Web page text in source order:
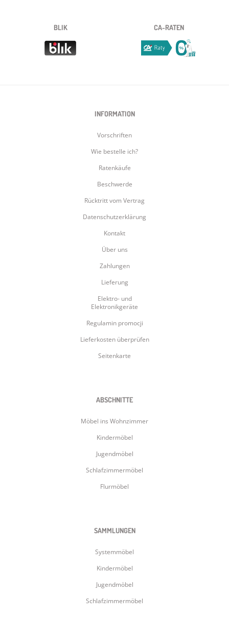
BLIK CA-RATEN
INFORMATION
Vorschriften
Wie bestelle ich?
Ratenkäufe
Beschwerde
Rücktritt vom Vertrag
Datenschutzerklärung
Kontakt
Über uns
Zahlungen
Lieferung
Elektro- und
Elektronikgeräte
Regulamin promocji
Lieferkosten überprüfen
Seitenkarte
ABSCHNITTE
Möbel ins Wohnzimmer
Kindermöbel
Jugendmöbel
Schlafzimmermöbel
Flurmöbel
SAMMLUNGEN
Systemmöbel
Kindermöbel
Jugendmöbel
Schlafzimmermöbel